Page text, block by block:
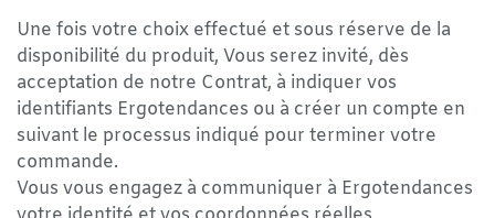
Une fois votre choix effectué et sous réserve de la
disponibilité du produit, Vous serez invité, dès
acceptation de notre Contrat, à indiquer vos
identifiants Ergotendances ou à créer un compte en
suivant le processus indiqué pour terminer votre
commande.
Vous vous engagez à communiquer à Ergotendances